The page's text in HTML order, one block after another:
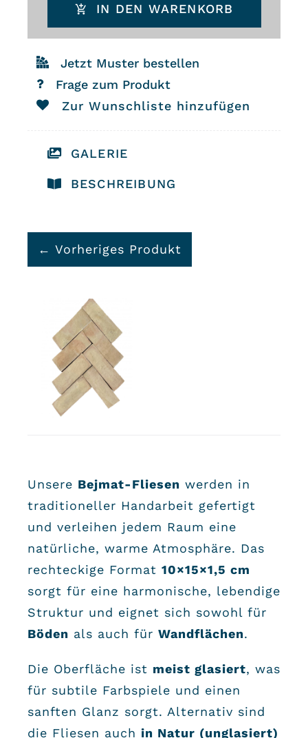
10×15×1,5
cm
–
Ref.
BJ1015
IN DEN WARENKORB
Jetzt Muster bestellen
Frage zum Produkt
Zur Wunschliste hinzufügen
GALERIE
BESCHREIBUNG
← Vorheriges Produkt
Unsere Bejmat-Fliesen werden in
traditioneller Handarbeit gefertigt
und verleihen jedem Raum eine
natürliche, warme Atmosphäre. Das
rechteckige Format 10×15×1,5 cm
sorgt für eine harmonische, lebendige
Struktur und eignet sich sowohl für
Böden als auch für Wandflächen.
Die Oberfläche ist meist glasiert, was
für subtile Farbspiele und einen
sanften Glanz sorgt. Alternativ sind
die Fliesen auch in Natur (unglasiert)